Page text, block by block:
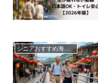
シニアおすすめ海外旅行先